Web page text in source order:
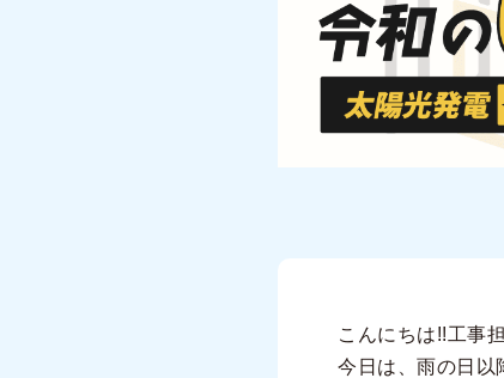
こんにちは!!工事
今日は、雨の日以